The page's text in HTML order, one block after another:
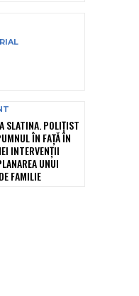
SLATINA. POLIȚIST
ÎN FAȚĂ ÎN
INTERVENȚII
UNUI
FAMILIE